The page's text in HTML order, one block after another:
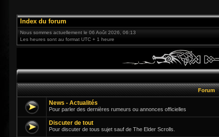
Index du forum
Nous sommes actuellement le 06 Août 2026, 06:13
Les heures sont au format UTC + 1 heure
Forum
News - Actualités
Pour parler des dernières rumeurs ou annonces officielles
Discuter de tout
Pour discuter de tous sujet sauf de The Elder Scrolls.